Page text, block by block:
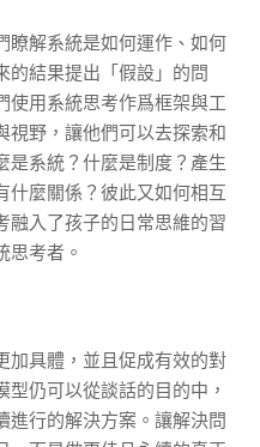
瞭解系統是如何運作、如何
的結果提出「假設」的問
使用系統思考作爲框架與工
視野，讓他們可以去探索和
是系統？什麼是制度？產生
什麼關係？彼此又如何相互
融入了孩子的日常思維的習
思考者。
加具體，並且促成有效的對
仍可以從談話的目的中，
進行的解決方案。讓解決問